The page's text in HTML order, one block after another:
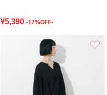
¥5,390 -17%OFF-